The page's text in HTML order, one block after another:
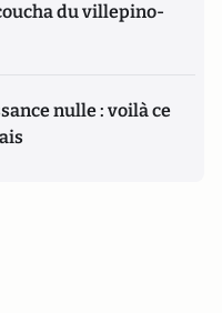
du villepino-
nulle : voilà ce